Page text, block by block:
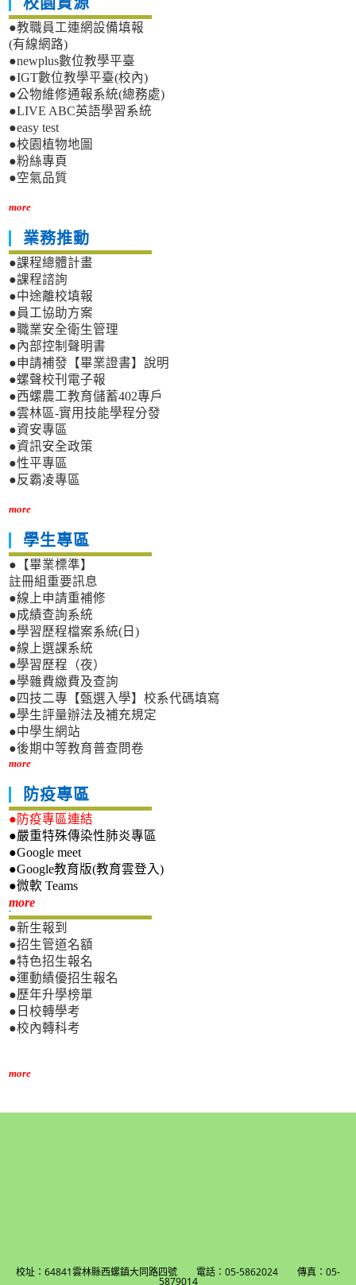
●教職員工連網設備填報
(有線網路)
●newplus數位教學平臺
●IGT數位教學平臺(校內)
●公物維修通報系統(總務處)
●LIVE ABC英語學習系統
●easy test
●校園植物地圖
●粉絲專頁
●空氣品質
more
業務推動
●課程總體計畫
●課程諮詢
●中途離校填報
●員工協助方案
●職業安全衛生管理
●內部控制聲明書
●申請補發【畢業證書】說明
●螺聲校刊電子報
●西螺農工教育儲蓄402專戶
●雲林區-實用技能學程分發
●資安專區
●資訊安全政策
●性平專區
●反霸凌專區
more
學生專區
●【畢業標準】
註冊組重要訊息
●線上申請重補修
●成績查詢系統
●學習歷程檔案系統(日)
●線上選課系統
●學習歷程（夜）
●學雜費繳費及查詢
●四技二專【甄選入學】校系代碼填寫
●學生評量辦法及補充規定
●中學生網站
●後期中等教育普查問卷
more
防疫專區
●防疫專區連結
●嚴重特殊傳染性肺炎專區
●Google meet
●Google教育版(教育雲登入)
●微軟 Teams
more新生專區
●新生報到
●招生管道名額
●特色招生報名
●運動績優招生報名
●歷年升學榜單
●日校轉學考
●校內轉科考
more
校址：64841雲林縣西螺鎮大同路四號 電話：05-5862024 傳真：05-
5879014